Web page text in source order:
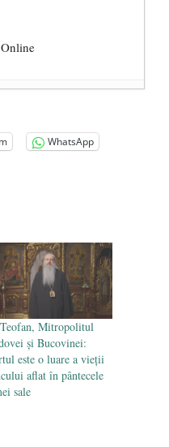
despre
Volodymyr
Bustul
înlăturat din Iași
WhatsApp
Mitropolitul
și Bucovinei:
este o luare a vieții
aflat în pântecele
sale